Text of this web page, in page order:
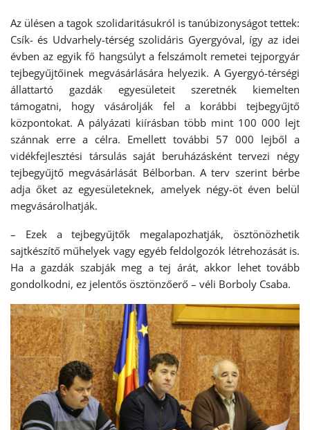
Az ülésen a tagok szolidaritásukról is tanúbizonyságot tettek:
Csík- és Udvarhely-térség szolidáris Gyergyóval, így az idei
évben az egyik fő hangsúlyt a felszámolt remetei tejporgyár
tejbegyűjtőinek megvásárlására helyezik. A Gyergyó-térségi
állattartó gazdák egyesületeit szeretnék kiemelten
támogatni, hogy vásárolják fel a korábbi tejbegyűjtő
központokat. A pályázati kiírásban több mint 100 000 lejt
szánnak erre a célra. Emellett további 57 000 lejből a
vidékfejlesztési társulás saját beruházásként tervezi négy
tejbegyűjtő megvásárlását Bélborban. A terv szerint bérbe
adja őket az egyesületeknek, amelyek négy-öt éven belül
megvásárolhatják.
– Ezek a tejbegyűjtők megalapozhatják, ösztönözhetik
sajtkészítő műhelyek vagy egyéb feldolgozók létrehozását is.
Ha a gazdák szabják meg a tej árát, akkor lehet tovább
gondolkodni, ez jelentős ösztönzőerő – véli Borboly Csaba.